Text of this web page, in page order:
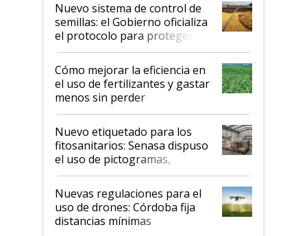
Nuevo sistema de control de
semillas: el Gobierno oficializa
el protocolo para proteger la
propiedad intelectual
Cómo mejorar la eficiencia en
el uso de fertilizantes y gastar
menos sin perder
productividad en la campaña
fina
Nuevo etiquetado para los
fitosanitarios: Senasa dispuso
el uso de pictogramas,
palabras de advertencia e
indicaciones
Nuevas regulaciones para el
uso de drones: Córdoba fija
distancias mínimas